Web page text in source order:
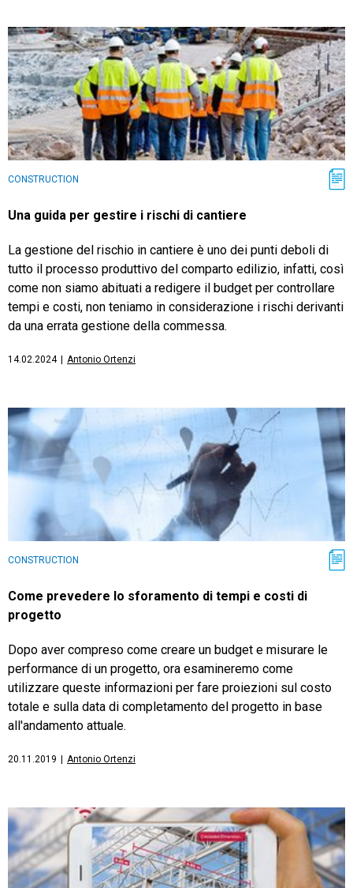
CONSTRUCTION
Una guida per gestire i rischi di cantiere
La gestione del rischio in cantiere è uno dei punti deboli di
tutto il processo produttivo del comparto edilizio, infatti, così
come non siamo abituati a redigere il budget per controllare
tempi e costi, non teniamo in considerazione i rischi derivanti
da una errata gestione della commessa.
14.02.2024 Antonio Ortenzi
CONSTRUCTION
Come prevedere lo sforamento di tempi e costi di
progetto
Dopo aver compreso come creare un budget e misurare le
performance di un progetto, ora esamineremo come
utilizzare queste informazioni per fare proiezioni sul costo
totale e sulla data di completamento del progetto in base
all'andamento attuale.
20.11.2019 Antonio Ortenzi